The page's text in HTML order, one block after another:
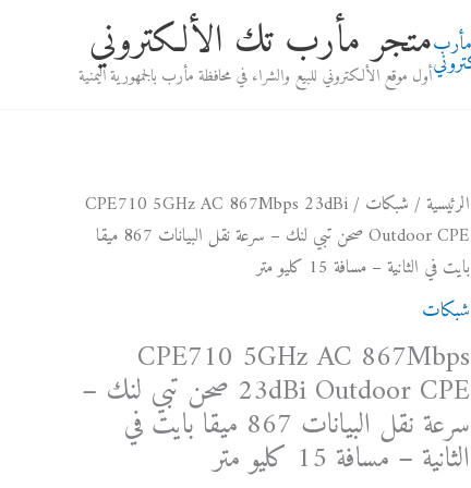
متجر مأرب تك الألكتروني
أول موقع الألكتروني للبيع والشراء في محافظة مأرب بالجمهورية اليمنية
الرئيسية/ شبكات / CPE710 5GHz AC 867Mbps 23dBi
Outdoor CPE صحن تبي لنك – سرعة نقل البيانات 867 ميقا
بايت في الثانية – مسافة 15 كليو متر
شبكات
CPE710 5GHz AC 867Mbps
23dBi Outdoor CPE صحن تبي لنك –
سرعة نقل البيانات 867 ميقا بايت في
الثانية – مسافة 15 كليو متر
كمية
CPE710
5GHz
AC
867Mbps
23dBi
Outdoor
CPE
صحن